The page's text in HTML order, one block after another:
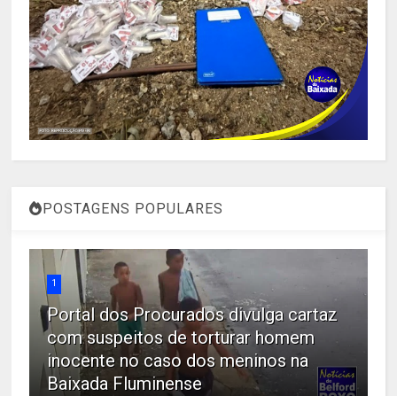
POSTAGENS POPULARES
1
Portal dos Procurados divulga cartaz
com suspeitos de torturar homem
inocente no caso dos meninos na
Baixada Fluminense